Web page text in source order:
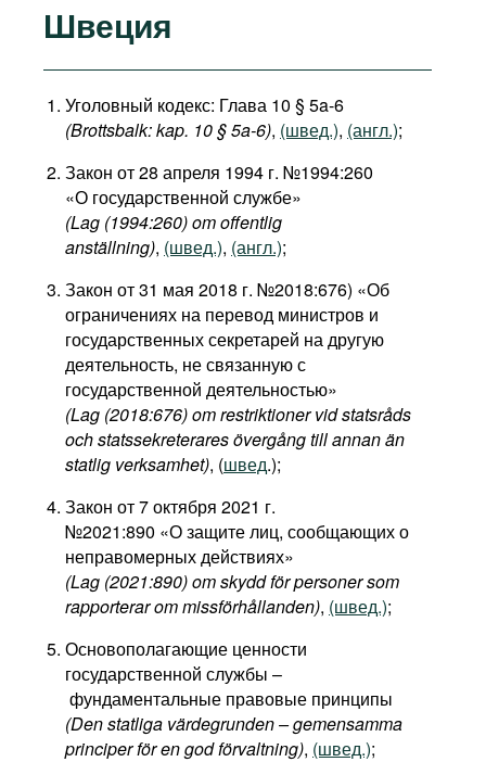
Швеция
Уголовный кодекс: Глава 10 § 5a-6
(Brottsbalk: kap. 10 § 5a-6), (швед.), (англ.);
Закон от 28 апреля 1994 г. №1994:260
«О государственной службе»
(Lag (1994:260) om offentlig
anställning), (швед.), (англ.);
Закон от 31 мая 2018 г. №2018:676) «Об
ограничениях на перевод министров и
государственных секретарей на другую
деятельность, не связанную с
государственной деятельностью»
(Lag (2018:676) om restriktioner vid statsråds
och statssekreterares övergång till annan än
statlig verksamhet), (швед.);
Закон от 7 октября 2021 г.
№2021:890 «О защите лиц, сообщающих о
неправомерных действиях»
(Lag (2021:890) om skydd för personer som
rapporterar om missförhållanden), (швед.);
Основополагающие ценности
государственной службы –
фундаментальные правовые принципы
(Den statliga värdegrunden – gemensamma
principer för en god förvaltning), (швед.);